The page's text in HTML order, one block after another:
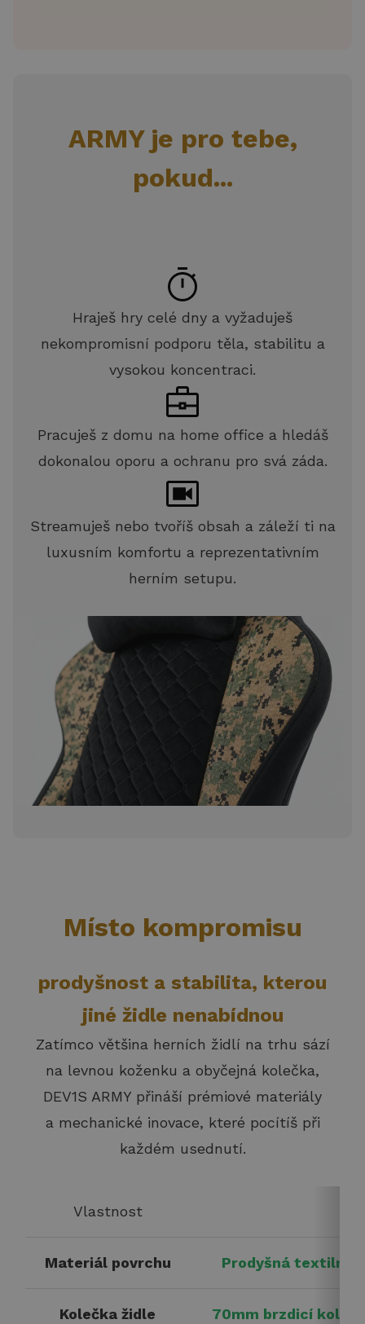
ARMY je pro tebe,
pokud...
Hraješ hry celé dny a vyžaduješ
nekompromisní podporu těla, stabilitu a
vysokou koncentraci.
Pracuješ z domu na home office a hledáš
dokonalou oporu a ochranu pro svá záda.
Streamuješ nebo tvoříš obsah a záleží ti na
luxusním komfortu a reprezentativním
herním setupu.
Místo kompromisu
prodyšnost a stabilita, kterou
jiné židle nenabídnou
Zatímco většina herních židlí na trhu sází
na levnou koženku a obyčejná kolečka,
DEV1S ARMY přináší prémiové materiály
a mechanické inovace, které pocítíš při
každém usednutí.
Vlastnost
Materiál povrchu Prodyšná textilní
Kolečka židle 70mm brzdicí